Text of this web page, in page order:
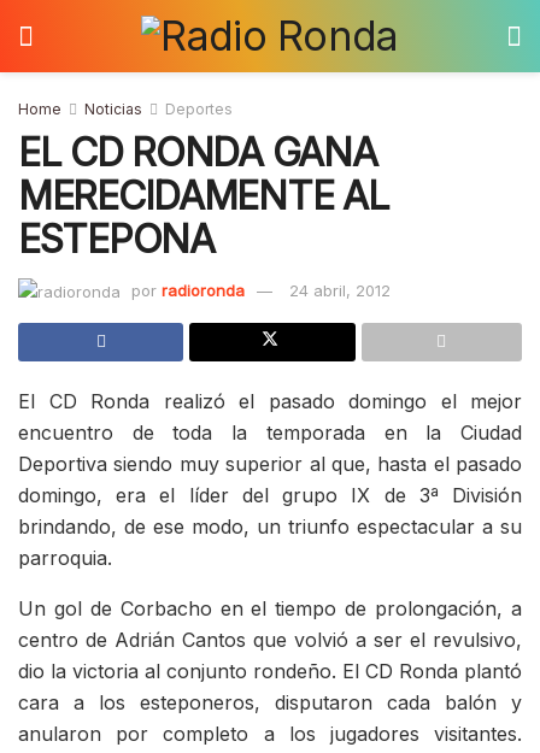
Home Noticias Deportes
EL CD RONDA GANA
MERECIDAMENTE AL
ESTEPONA
por radioronda 24 abril, 2012
El CD Ronda realizó el pasado domingo el mejor
encuentro de toda la temporada en la Ciudad
Deportiva siendo muy superior al que, hasta el pasado
domingo, era el líder del grupo IX de 3ª División
brindando, de ese modo, un triunfo espectacular a su
parroquia.
Un gol de Corbacho en el tiempo de prolongación, a
centro de Adrián Cantos que volvió a ser el revulsivo,
dio la victoria al conjunto rondeño. El CD Ronda plantó
cara a los esteponeros, disputaron cada balón y
anularon por completo a los jugadores visitantes.